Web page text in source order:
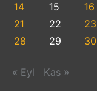
14
15 16
21
22 23
28
29 30
« Eyl Kas »